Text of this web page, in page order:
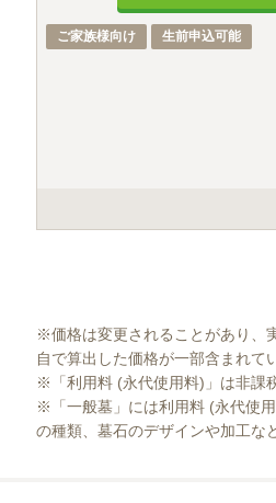
ご家族様向け 生前申込可能
※価格は変更されることがあり、
自で算出した価格が一部含まれて
※「利用料 (永代使用料)」は非課
※「一般墓」には利用料 (永代使
の種類、墓石のデザインや加工な